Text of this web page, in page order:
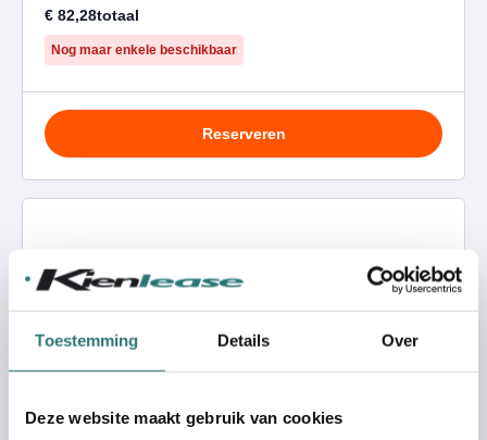
Toestemming Details Over
Deze website maakt gebruik van cookies